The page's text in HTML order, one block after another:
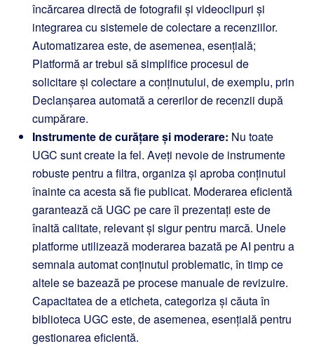
încărcarea directă de fotografii și videoclipuri și
integrarea cu sistemele de colectare a recenziilor.
Automatizarea este, de asemenea, esențială;
Platformă ar trebui să simplifice procesul de
solicitare și colectare a conținutului, de exemplu, prin
Declanșarea automată a cererilor de recenzii după
cumpărare.
Instrumente de curățare și moderare: Nu toate
UGC sunt create la fel. Aveți nevoie de instrumente
robuste pentru a filtra, organiza și aproba conținutul
înainte ca acesta să fie publicat. Moderarea eficientă
garantează că UGC pe care îl prezentați este de
înaltă calitate, relevant și sigur pentru marcă. Unele
platforme utilizează moderarea bazată pe AI pentru a
semnala automat conținutul problematic, în timp ce
altele se bazează pe procese manuale de revizuire.
Capacitatea de a eticheta, categoriza și căuta în
biblioteca UGC este, de asemenea, esențială pentru
gestionarea eficientă.